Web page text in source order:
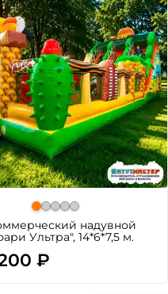
надувной
Ультра", 14*6*7,5 м.
₽